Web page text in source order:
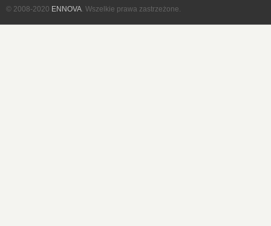
© 2008-2020 ENNOVA. Wszelkie prawa zastrzeżone.